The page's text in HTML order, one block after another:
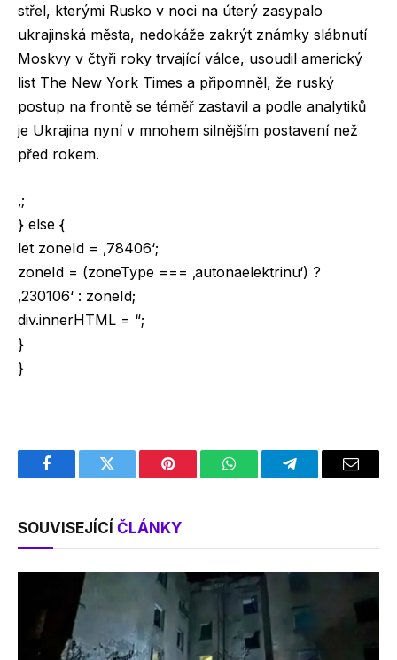
střel, kterými Rusko v noci na úterý zasypalo
ukrajinská města, nedokáže zakrýt známky slábnutí
Moskvy v čtyři roky trvající válce, usoudil americký
list The New York Times a připomněl, že ruský
postup na frontě se téměř zastavil a podle analytiků
je Ukrajina nyní v mnohem silnějším postavení než
před rokem.
‚;
} else {
let zoneId = ‚78406‘;
zoneId = (zoneType === ‚autonaelektrinu‘) ?
‚230106‘ : zoneId;
div.innerHTML = “;
}
}
FacebookTwitter Pinterest WhatsAppTelegramEmail
SOUVISEJÍCÍ ČLÁNKY